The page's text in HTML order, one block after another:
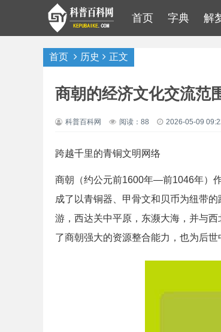
首页 字典 解
首页 历史 正文
商朝的经济文化交流范
科普百科网 阅读：88 2026-05-09
跨越千里的青铜文明网络
商朝（约公元前1600年—前1046年）
成了以青铜器、甲骨文和贝币为纽带
游，西达关中平原，东濒大海，并与
了商朝强大的资源整合能力，也为后世